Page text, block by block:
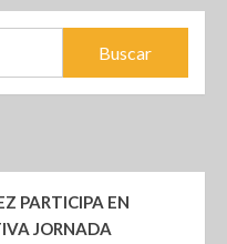
PARTICIPA EN
JORNADA